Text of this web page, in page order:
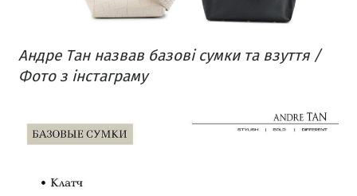
Андре Тан назвав базові сумки та взуття /
Фото з інстаграму